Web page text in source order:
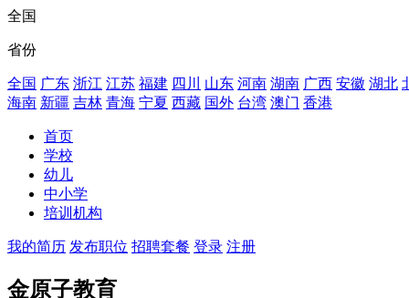
全国
省份
全国 广东 浙江 江苏 福建 四川 山东 河南 湖南 广西 安徽 湖北
海南 新疆 吉林 青海 宁夏 西藏 国外 台湾 澳门 香港
首页
学校
幼儿
中小学
培训机构
我的简历 发布职位 招聘套餐 登录 注册
金原子教育